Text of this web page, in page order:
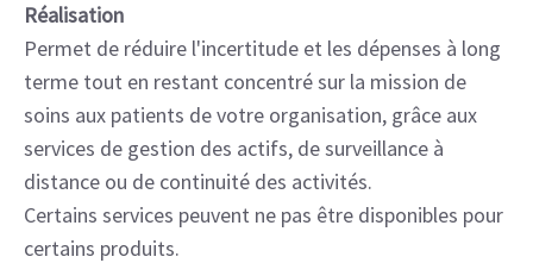
Réalisation
Permet de réduire l'incertitude et les dépenses à long
terme tout en restant concentré sur la mission de
soins aux patients de votre organisation, grâce aux
services de gestion des actifs, de surveillance à
distance ou de continuité des activités.
Certains services peuvent ne pas être disponibles pour
certains produits.